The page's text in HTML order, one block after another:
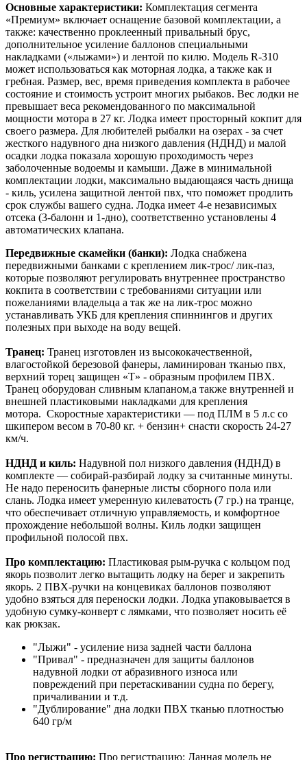
Основные характеристики: Комплектация сегмента
«Премиум» включает оснащение базовой комплектации, а
также: качественно проклеенный привальный брус,
дополнительное усиление баллонов специальными
накладками («лыжами») и лентой по килю. Модель R-310
может использоваться как моторная лодка, а также как и
гребная. Размер, вес, время приведения комплекта в рабочее
состояние и стоимость устроит многих рыбаков. Вес лодки не
превышает веса рекомендованного по максимальной
мощности мотора в 27 кг. Лодка имеет просторный кокпит для
своего размера. Для любителей рыбалки на озерах - за счет
жесткого надувного дна низкого давления (НДНД) и малой
осадки лодка показала хорошую проходимость через
заболоченные водоемы и камыши. Даже в минимальной
комплектации лодки, максимально выдающаяся часть днища
- киль, усилена защитной лентой пвх, что поможет продлить
срок службы вашего судна. Лодка имеет 4-е независимых
отсека (3-балонн и 1-дно), соответственно установлены 4
автоматических клапана.
Передвижные скамейки (банки): Лодка снабжена
передвижными банками с креплением лик-трос/ лик-паз,
которые позволяют регулировать внутреннее пространство
кокпита в соответствии с требованиями ситуации или
пожеланиями владельца а так же на лик-трос можно
устанавливать УКБ для крепления спиннингов и других
полезных при выходе на воду вещей.
Транец: Транец изготовлен из высококачественной,
влагостойкой березовой фанеры, ламинирован тканью пвх,
верхний торец защищен «Т» - образным профилем ПВХ.
Транец оборудован сливным клапаном,а также внутренней и
внешней пластиковыми накладками для крепления
мотора. Скоростные характеристики — под ПЛМ в 5 л.с со
шкипером весом в 70-80 кг. + бензин+ снасти скорость 24-27
км/ч.
НДНД и киль: Надувной пол низкого давления (НДНД) в
комплекте — собирай-разбирай лодку за считанные минуты.
Не надо переносить фанерные листы сборного пола или
слань. Лодка имеет умеренную килеватость (7 гр.) на транце,
что обеспечивает отличную управляемость, и комфортное
прохождение небольшой волны. Киль лодки защищен
профильной полосой пвх.
Про комплектацию: Пластиковая рым-ручка с кольцом под
якорь позволит легко вытащить лодку на берег и закрепить
якорь. 2 ПВХ-ручки на концевиках баллонов позволяют
удобно взяться для переноски лодки. Лодка упаковывается в
удобную сумку-конверт с лямками, что позволяет носить её
как рюкзак.
"Лыжи" - усиление низа задней части баллона
"Привал" - предназначен для защиты баллонов
надувной лодки от абразивного износа или
повреждений при перетаскивании судна по берегу,
причаливании и т.д.
"Дублирование" дна лодки ПВХ тканью плотностью
640 гр/м
Про регистрацию: Про регистрацию: Данная модель не